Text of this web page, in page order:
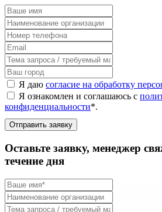
Я даю согласие на обработку
Я ознакомлен и соглашаюсь с
конфиденциальности*.
Отправить заявку
Оставьте заявку, менеджер
течение дня